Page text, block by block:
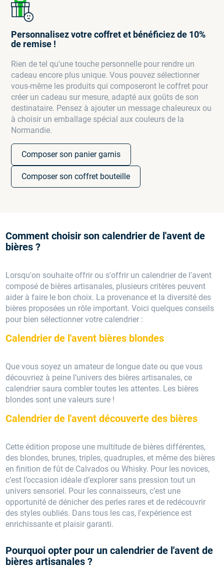
Personnalisez votre coffret et bénéficiez de 10%
de remise !
Rien de tel qu'une touche personnelle pour rendre un
cadeau encore plus unique. Vous pouvez sélectionner
vous-même les produits qui composeront le coffret pour
créer un cadeau sur mesure, adapté aux goûts de son
destinataire. Pensez à ajouter un message chaleureux ou
à choisir un emballage spécial aux couleurs de la
Normandie.
Composer son panier garnis
Composer son coffret bouteille
Comment choisir son calendrier de l'avent de
bières ?
Lorsqu'on souhaite offrir ou s'offrir un calendrier de l'avent
composé de bières artisanales, plusieurs critères peuvent
aider à faire le bon choix. La provenance et la diversité des
bières proposées un rôle important. Voici quelques conseils
pour bien sélectionner votre calendrier :
Calendrier de l'avent bières blondes
Que vous soyez un amateur de longue date ou que vous
découvriez à peine l’univers des bières artisanales, ce
calendrier saura combler toutes les attentes. Les bières
blondes sont une valeurs sure !
Calendrier de l'avent découverte des bières
Cette édition propose une multitude de bières différentes,
des blondes, brunes, triples, quadruples, et même des bières
en finition de fût de Calvados ou Whisky. Pour les novices,
c’est l’occasion idéale d’explorer sans pression tout un
univers sensoriel. Pour les connaisseurs, c’est une
opportunité de dénicher des perles rares et de redécouvrir
des styles oubliés. Dans tous les cas, l'expérience est
enrichissante et plaisir garanti.
Pourquoi opter pour un calendrier de l'avent de
bières artisanales ?